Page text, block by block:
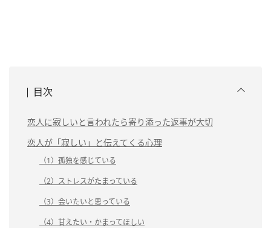
目次
恋人に寂しいと言われたら寄り添った返事が大切
恋人が「寂しい」と伝えてくる心理
（1）孤独を感じている
（2）ストレスがたまっている
（3）会いたいと思っている
（4）甘えたい・かまってほしい